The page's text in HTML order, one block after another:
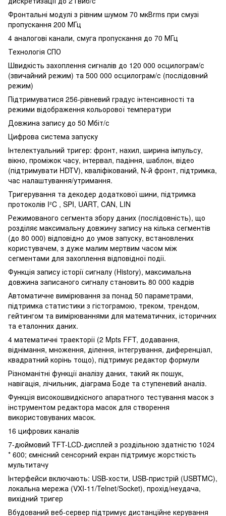
Фронтальні модулі з рівним шумом 70 мкВrms при смузі
пропускання 200 МГц
4 аналогові канали, смуга пропускання до 70 МГц
Технологія СПО
Швидкість захоплення сигналів до 120 000 осцилограм/с
(звичайний режим) та 500 000 осцилограм/с (послідовний
режим)
Підтримуватися 256-рівневий градус інтенсивності та
режими відображення кольорової температури
Довжина запису до 50 Мбіт/с
Цифрова система запуску
Інтелектуальний тригер: фронт, нахил, ширина імпульсу,
вікно, проміжок часу, інтервал, падіння, шаблон, відео
(підтримувати HDTV), кваліфікований, N-й фронт, підтримка,
час налаштування/утримання.
Тригерування та декодер додаткової шини, підтримка
протоколів I²C , SPI, UART, CAN, LIN
Режимованого сегмента збору даних (послідовність), що
розділяє максимальну довжину запису на кілька сегментів
(до 80 000) відповідно до умов запуску, встановлених
користувачем, з дуже малим мертвим часом між
сегментами для захоплення відповідної події.
Функція запису історії сигналу (History), максимальна
довжина записаного сигналу становить 80 000 кадрів
Автоматичне вимірювання за понад 50 параметрами,
підтримка статистики з гістограмою, треком, трендом,
гейтингом та вимірюваннями для математичних, історичних
та еталонних даних.
4 математичні траекторії (2 Mpts FFT, додавання,
віднімання, множення, ділення, інтегрування, диференціал,
квадратний корінь тощо), підтримує редактор формули
Різноманітні функції аналізу даних, такий як пошук,
навігація, лічильник, діаграма Боде та ступеневий аналіз.
Функція високошвидкісного апаратного тестування масок з
інструментом редактора масок для створення
використовуваних масок.
16 цифрових каналів
7-дюймовий TFT-LCD-дисплей з роздільною здатністю 1024
* 600; ємнісний сенсорний екран підтримує жорсткість
мультитачу
Інтерфейси включають: USB-хости, USB-пристрій (USBTMC),
локальна мережа (VXI-11/Telnet/Socket), прохід/неудача,
вихідний тригер
Вбудований веб-сервер підтримує дистанційне керування